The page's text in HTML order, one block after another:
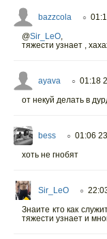
bazzcola ○
@Sir_LeO
тяжести узнает ,
ayava ○ 01:18
от некуй делать в
bess ○ 01:06
хоть не гнобят
Sir_LeO ○
Знаите кто как
тяжести узнает и